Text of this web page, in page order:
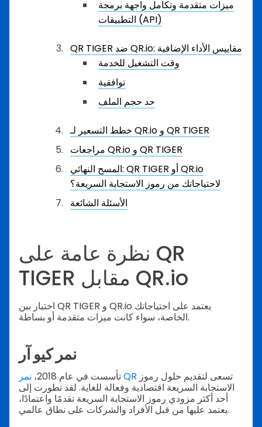
ميزات متقدمة وتكامل واجهة برمجة
التطبيقات (API)
QR TIGER ضد QR.io: مقاييس الأداء الإضافية
وقت التشغيل للخدمة
توافقية
حد حجم الملف
خطط التسعير لـ QR.io و QR TIGER
مراجعات QR.io و QR TIGER
المسح النهائي: QR TIGER أو QR.io
لاحتياجاتك من رموز الاستجابة السريعة؟
الأسئلة الشائعة
نظرة عامة على QR
TIGER مقابل QR.io
اختيار بين QR TIGER و QR.io يعتمد على احتياجاتك
الخاصة، سواء كانت ميزات متقدمة أو بساطة.
نمر كيو آر
تأسست في عام 2018،نمر QR
الاستجابة السريعة اقتصادية وفعالة للغاية. لقد تطورت إلى
أحد أكثر مزودي رموز الاستجابة السريعة تقدمًا واعتمادًا،
يعتمد عليها من قبل الأفراد والشركات على نطاق عالمي.